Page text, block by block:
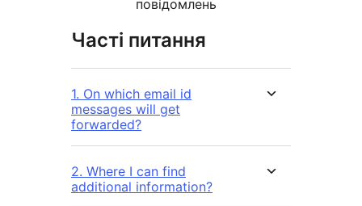
повідомлень
Часті питання
1. On which email id
messages will get
forwarded?
2. Where I can find
additional information?